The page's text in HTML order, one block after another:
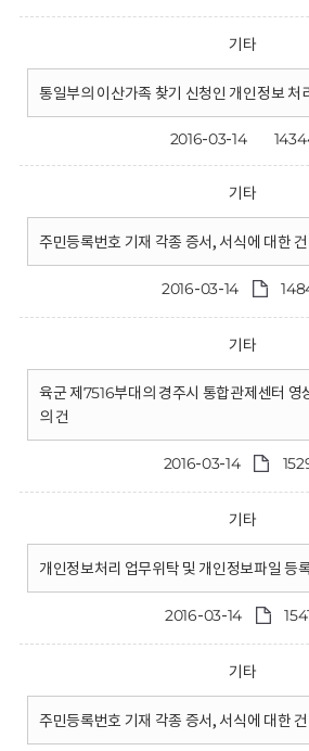
기타
통일부의 이산가족 찾기 신청인 개인정보 처
2016-03-14
기타
주민등록번호 기재 각종 증서, 서식에 대한
2016-03-14
기타
육군 제7516부대의 경주시 통합관제센터 영
의 건
2016-03-14
기타
개인정보처리 업무위탁 및 개인정보파일 등
2016-03-14
기타
주민등록번호 기재 각종 증서, 서식에 대한